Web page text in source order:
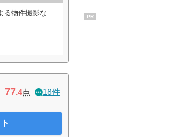
る物件撮影な
77.4点 18件
PR